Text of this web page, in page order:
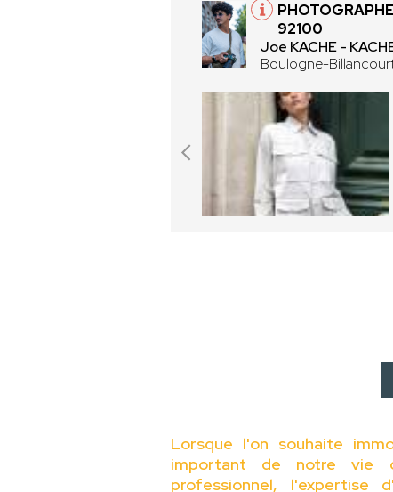
92100
Joe KACHE -
Boulogne-
Lorsque l'on souhaite
important de notre vie
professionnel, l'expertise